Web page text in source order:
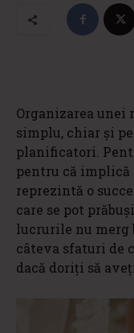
Organizarea unei
simplu, chiar și
planificatori.
pentru că implică
reprezintă o
care se pot
lucrurile nu merg
câteva sfaturi de
dacă doriți să